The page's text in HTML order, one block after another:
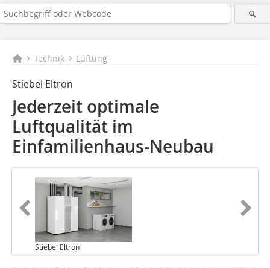
Technik Lüftung
Stiebel Eltron
Jederzeit optimale
Luftqualität im
Einfamilienhaus-Neubau
Stiebel Eltron